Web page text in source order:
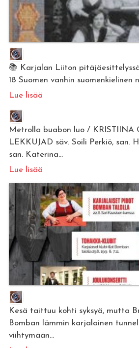
📚 Karjalan Liiton
18 Suomen vanhin suomenkielinen
Lue lisää
Metrolla buabon luo / KRISTIINA
LEKKUJAD säv. Soili Perkiö, san.
san. Katerina...
Lue lisää
Kesä taittuu kohti syksyä, mutta
Bomban lämmin karjalainen
viihtymään...